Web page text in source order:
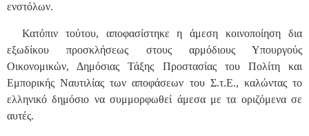
ενστόλων.
Κατόπιν τούτου, αποφασίστηκε η άμεση κοινοποίηση δια
εξωδίκου προσκλήσεως στους αρμόδιους Υπουργούς
Οικονομικών, Δημόσιας Τάξης Προστασίας του Πολίτη και
Εμπορικής Ναυτιλίας των αποφάσεων του Σ.τ.Ε., καλώντας το
ελληνικό δημόσιο να συμμορφωθεί άμεσα με τα οριζόμενα σε
αυτές.